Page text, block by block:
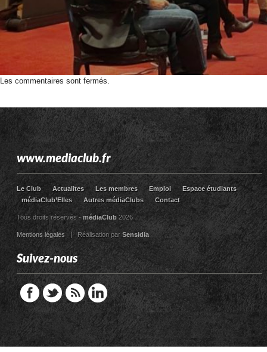
Les commentaires sont fermés.
www.mediaclub.fr
Le Club Actualites Les membres Emploi
Espace étudiants
médiaClub’Elles
Autres médiaClubs Contact
Tous droits réservés - médiaClub2026
Mentions légales| Réalisation par Sensidia
Suivez-nous